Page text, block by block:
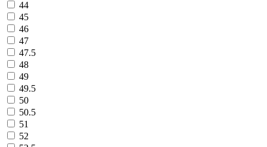
44
45
46
47
47.5
48
49
49.5
50
50.5
51
52